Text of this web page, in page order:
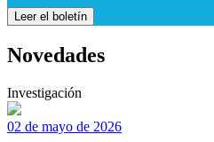
Leer el boletín
Novedades
Investigación
02 de mayo de 2026